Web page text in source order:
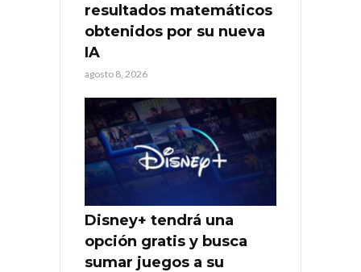
resultados matemáticos
obtenidos por su nueva
IA
agosto 8, 2026
Disney+ tendrá una
opción gratis y busca
sumar juegos a su